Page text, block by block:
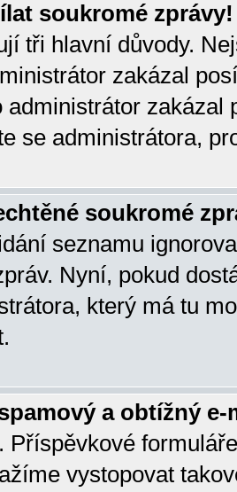
soukromé zprávy!
tři hlavní důvody.
zakázal
administrátor zakázal
se administrátora,
soukromé
seznamu
Nyní, pokud
který má tu
a obtížný
Příspěvkové
vystopovat